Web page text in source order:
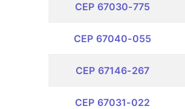
CEP 67030-775
CEP 67040-055
CEP 67146-267
CEP 67031-022